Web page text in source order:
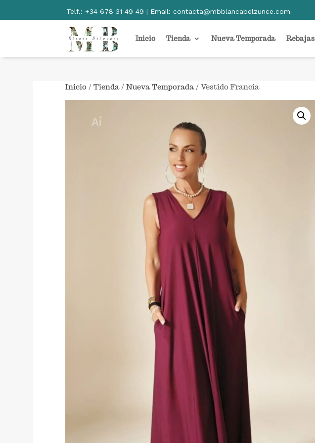
Telf.: +34 678 31 49 49 | Email:contacta@mbblancabelzunce.com
Inicio Tienda Nueva Temporada Rebajas
Inicio / Tienda/ Nueva Temporada/ Vestido Francia